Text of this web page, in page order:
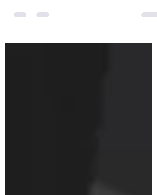
Capitais. Os Fundos Imobiliários que
compram CRI já...